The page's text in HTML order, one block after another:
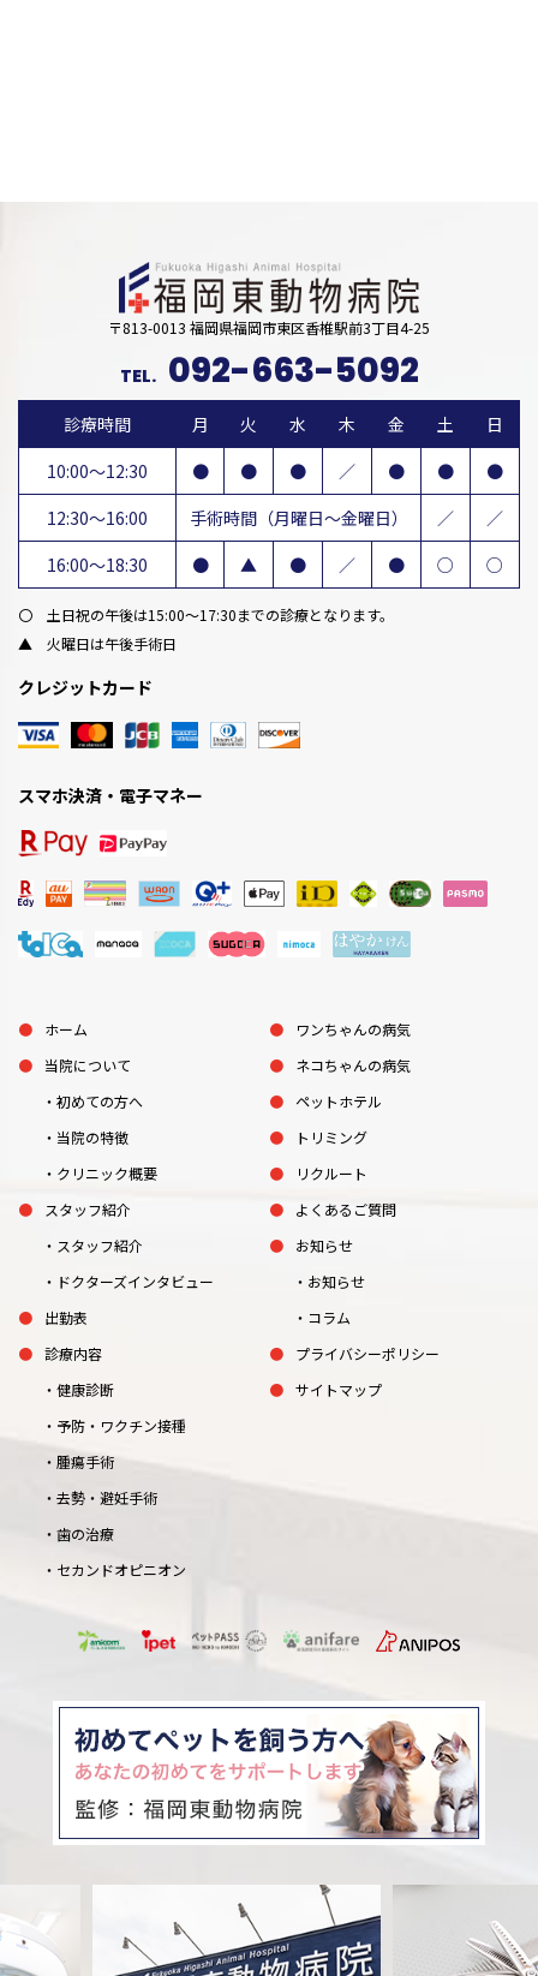
〒813-0013 福岡県福岡市東区香椎駅前3丁目4-25
TEL. 092-663-5092
診療時間 月 火 水 木 金 土
日
10:00～12:30
● ● ● ／ ● ●
●
12:30～16:00
手術時間（月曜日～金曜日） ／
／
16:00～18:30
● ▲ ● ／ ● ○ ○
〇 土日祝の午後は15:00～17:30までの診療となります。
▲ 火曜日は午後手術日
クレジットカード
スマホ決済・電子マネー
ホーム
当院について
初めての方へ
当院の特徴
クリニック概要
スタッフ紹介
スタッフ紹介
ドクターズインタビュー
出勤表
診療内容
健康診断
予防・ワクチン接種
腫瘍手術
去勢・避妊手術
歯の治療
セカンドオピニオン
ワンちゃんの病気
ネコちゃんの病気
ペットホテル
トリミング
リクルート
よくあるご質問
お知らせ
お知らせ
コラム
プライバシーポリシー
サイトマップ